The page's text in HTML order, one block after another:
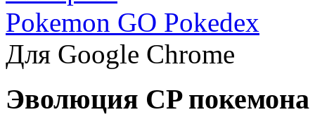
Pokemon GO Pokedex
Для Google Chrome
Эволюция CP покемона